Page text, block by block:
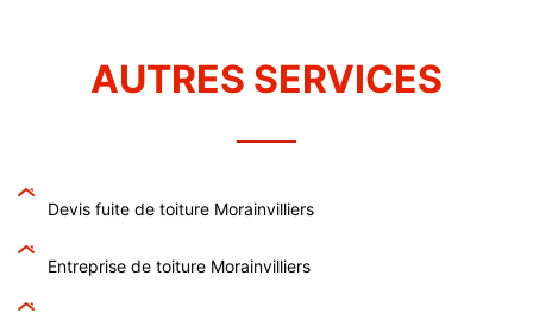
AUTRES SERVICES
Devis fuite de toiture Morainvilliers
Entreprise de toiture Morainvilliers